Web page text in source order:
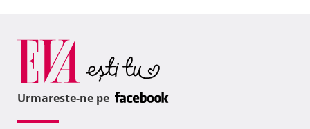
Urmareste-ne pe